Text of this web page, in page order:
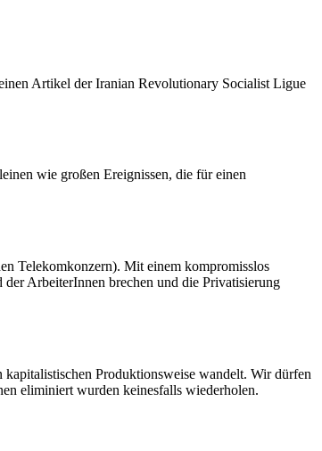
Artikel der Iranian Revolutionary Socialist Ligue
wie großen Ereignissen, die für einen
Telekomkonzern). Mit einem kompromisslos
ArbeiterInnen brechen und die Privatisierung
kapitalistischen Produktionsweise wandelt. Wir dürfen
eliminiert wurden keinesfalls wiederholen.